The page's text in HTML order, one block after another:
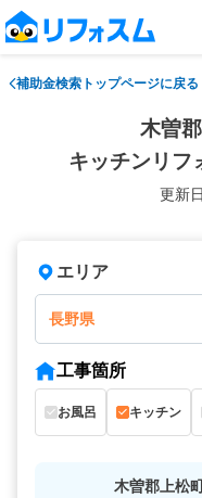
補助金検索トップページに戻る
木曽
キッチンリフ
更新
エリア
長野県
工事箇所
お風呂 キッチン
木曽郡上松